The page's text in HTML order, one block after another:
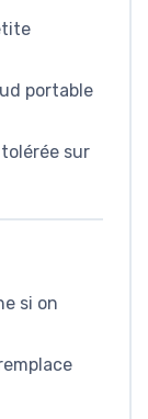
portable
sur
si on